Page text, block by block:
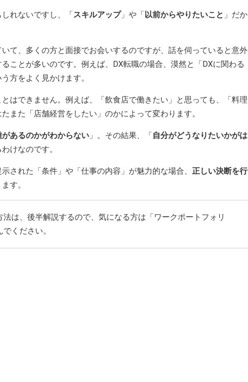
れないですし、「 スキルアップ」や「 以前からやりたいこと 」だか
て、多くの方と面接でお会いするのですが、話を伺っていると意外
ることが多いのです。例えば、DX転職の場合、漠然と「DXに関わる
方をよく見かけます。
はできません。例えば、「飲食店で働きたい」と思っても、「料理
また「店舗経営をしたい」のかによって変わります。
あるのかがわからない 」。その結果、「 自分がどうなりたいかがは
けなのです。
された「条件」や「仕事の内容」が魅力的な場合、 正しい決断を行
す。
は、後半解説するので、気になる方は「ワークポートフォリ
ください。